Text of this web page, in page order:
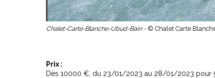
Chalet-Carte-Blanche-Ubud-Bain - © Chalet Carte
Prix :
Dès 10000 €, du 23/01/2023 au 28/01/2023 pour